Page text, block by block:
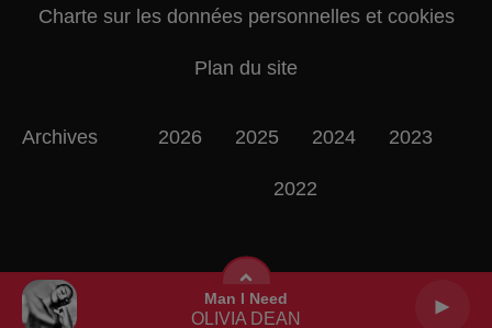
Man I Need
OLIVIA DEAN
Charte sur les données personnelles et cookies
Plan du site
Archives 2026 2025 2024 2023
2022